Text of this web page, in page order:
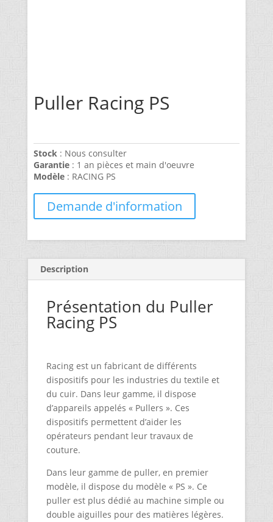
Puller Racing PS
Stock: Nous consulter
Garantie: 1 an pièces et main d'oeuvre
Modèle: RACING PS
Demande d'information
Description
Présentation du Puller
Racing PS
Racing est un fabricant de différents
dispositifs pour les industries du textile et
du cuir. Dans leur gamme, il dispose
d’appareils appelés « Pullers ». Ces
dispositifs permettent d’aider les
opérateurs pendant leur travaux de
couture.
Dans leur gamme de puller, en premier
modèle, il dispose du modèle « PS ». Ce
puller est plus dédié au machine simple ou
double aiguilles pour des matières légères.